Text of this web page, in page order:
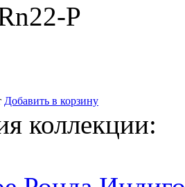
P
Добавить в корзину
коллекции: